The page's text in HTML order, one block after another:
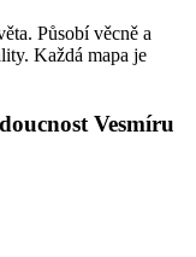
Působí věcně a
Každá mapa je
Vesmíru